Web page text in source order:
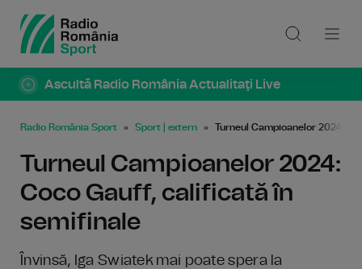
Ascultă Radio România Actualitaţi Live
Radio România Sport Sport | extern Turneul Campioanelor 2024:
Turneul Campioanelor 2024:
Coco Gauff, calificată în
semifinale
Învinsă, Iga Swiatek mai poate spera la